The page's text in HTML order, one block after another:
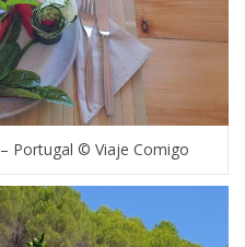
Portugal © Viaje Comigo